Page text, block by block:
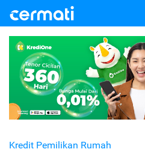
Kredit Pemilikan Rumah